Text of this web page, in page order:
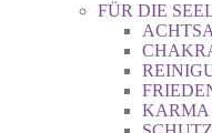
FÜR DIE
KARMA